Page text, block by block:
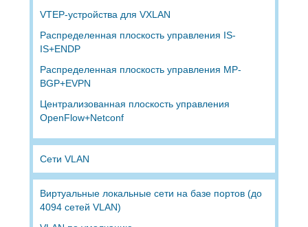
VTEP-устройства для VXLAN
Распределенная плоскость управления IS-
IS+ENDP
Распределенная плоскость управления MP-
BGP+EVPN
Централизованная плоскость управления
OpenFlow+Netconf
Сети VLAN
Виртуальные локальные сети на базе портов (до
4094 сетей VLAN)